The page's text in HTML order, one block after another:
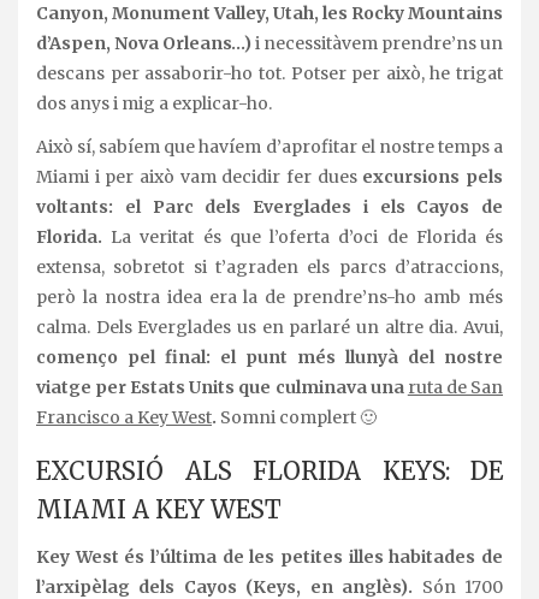
Canyon, Monument Valley, Utah, les Rocky Mountains
d’Aspen, Nova Orleans…) i necessitàvem prendre’ns un
descans per assaborir-ho tot. Potser per això, he trigat
dos anys i mig a explicar-ho.
Això sí, sabíem que havíem d’aprofitar el nostre temps a
Miami i per això vam decidir fer dues excursions pels
voltants: el Parc dels Everglades i els Cayos de
Florida. La veritat és que l’oferta d’oci de Florida és
extensa, sobretot si t’agraden els parcs d’atraccions,
però la nostra idea era la de prendre’ns-ho amb més
calma. Dels Everglades us en parlaré un altre dia. Avui,
començo pel final: el punt més llunyà del nostre
viatge per Estats Units que culminava una ruta de San
Francisco a Key West. Somni complert 🙂
EXCURSIÓ ALS FLORIDA KEYS: DE
MIAMI A KEY WEST
Key West és l’última de les petites illes habitades de
l’arxipèlag dels Cayos (Keys, en anglès). Són 1700